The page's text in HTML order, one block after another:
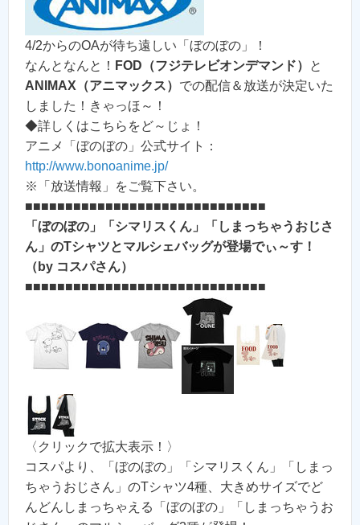
4/2からのOAが待ち遠しい「ぼのぼの」！
なんとなんと！ FOD（フジテレビオンデマンド）
と
ANIMAX（アニマックス） での配信＆放送が決定いた
しました！きゃっほ～！
◆詳しくはこちらをど～じょ！
アニメ「ぼのぼの」公式サイト：
http://www.bonoanime.jp/
※「放送情報」をご覧下さい。
■■■■■■■■■■■■■■■■■■■■■■■■■■■■■■
「ぼのぼの」「シマリスくん」「しまっちゃうおじさ
ん」のTシャツとマルシェバッグが登場でぃ～す！
（by コスパさん）
■■■■■■■■■■■■■■■■■■■■■■■■■■■■■■
〈クリックで拡大表示！〉
コスパより、「ぼのぼの」「シマリスくん」「しまっ
ちゃうおじさん」のTシャツ4種、大きめサイズでど
んどんしまっちゃえる「ぼのぼの」「しまっちゃうお